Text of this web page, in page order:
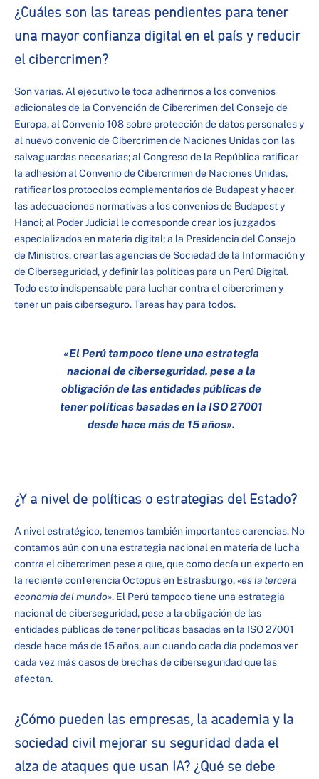
¿Cuáles son las tareas pendientes para tener
una mayor confianza digital en el país y reducir
el cibercrimen?
Son varias. Al ejecutivo le toca adherirnos a los convenios
adicionales de la Convención de Cibercrimen del Consejo de
Europa, al Convenio 108 sobre protección de datos personales y
al nuevo convenio de Cibercrimen de Naciones Unidas con las
salvaguardas necesarias; al Congreso de la República ratificar
la adhesión al Convenio de Cibercrimen de Naciones Unidas,
ratificar los protocolos complementarios de Budapest y hacer
las adecuaciones normativas a los convenios de Budapest y
Hanoi; al Poder Judicial le corresponde crear los juzgados
especializados en materia digital; a la Presidencia del Consejo
de Ministros, crear las agencias de Sociedad de la Información y
de Ciberseguridad, y definir las políticas para un Perú Digital.
Todo esto indispensable para luchar contra el cibercrimen y
tener un país ciberseguro. Tareas hay para todos.
«El Perú tampoco tiene una estrategia
nacional de ciberseguridad, pese a la
obligación de las entidades públicas de
tener políticas basadas en la ISO 27001
desde hace más de 15 años».
¿Y a nivel de políticas o estrategias del Estado?
A nivel estratégico, tenemos también importantes carencias. No
contamos aún con una estrategia nacional en materia de lucha
contra el cibercrimen pese a que, que como decía un experto en
la reciente conferencia Octopus en Estrasburgo,«es la tercera
economía del mundo». El Perú tampoco tiene una estrategia
nacional de ciberseguridad, pese a la obligación de las
entidades públicas de tener políticas basadas en la ISO 27001
desde hace más de 15 años, aun cuando cada día podemos ver
cada vez más casos de brechas de ciberseguridad que las
afectan.
¿Cómo pueden las empresas, la academia y la
sociedad civil mejorar su seguridad dada el
alza de ataques que usan IA? ¿Qué se debe